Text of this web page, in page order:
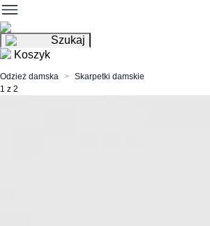
Szukaj
Koszyk
Odzież damska
Skarpetki damskie
1 z 2